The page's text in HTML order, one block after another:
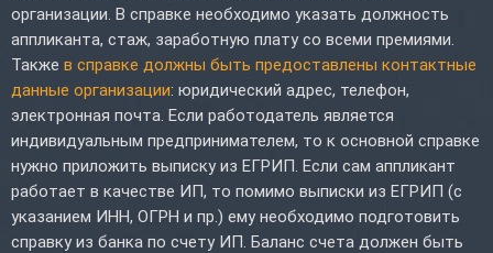
организации. В справке необходимо указать должность
аппликанта, стаж, заработную плату со всеми премиями.
Также в справке должны быть предоставлены контактные
данные организации: юридический адрес, телефон,
электронная почта. Если работодатель является
индивидуальным предпринимателем, то к основной справке
нужно приложить выписку из ЕГРИП. Если сам аппликант
работает в качестве ИП, то помимо выписки из ЕГРИП (с
указанием ИНН, ОГРН и пр.) ему необходимо подготовить
справку из банка по счету ИП. Баланс счета должен быть